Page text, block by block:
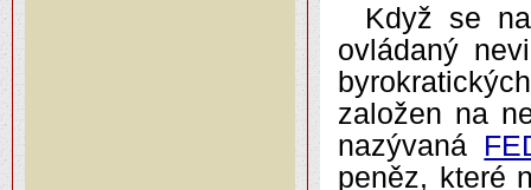
Když se
ovládaný
založen na
nazývaná
peněz, které